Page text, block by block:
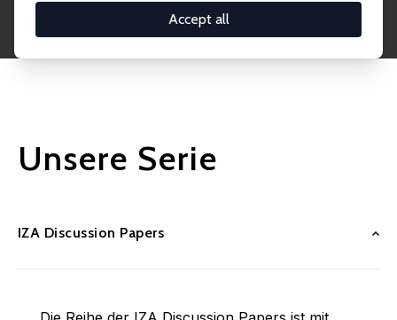
Accept all
persönlichen Profilseiten der Autorinnen und
Autoren verfügbar.
Unsere Serie
IZA Discussion Papers